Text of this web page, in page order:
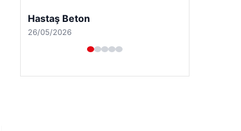
Enes Kaplan Avukatlık Bürosu
28/04/2026